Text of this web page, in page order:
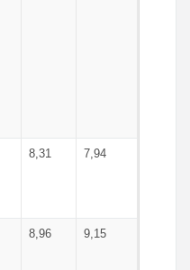
8,31 7,94
8,96 9,15